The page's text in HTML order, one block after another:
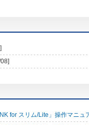
for スリム/Lite」操作マニュ